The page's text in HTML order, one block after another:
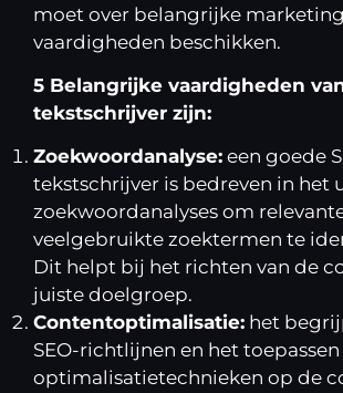
moet over belangrijke marketing
vaardigheden beschikken.
5 Belangrijke vaardigheden
tekstschrijver zijn:
Zoekwoordanalyse: een goede
tekstschrijver is bedreven in het
zoekwoordanalyses om
veelgebruikte zoektermen te
Dit helpt bij het richten van de
juiste doelgroep.
Contentoptimalisatie: het
SEO-richtlijnen en het toepassen
optimalisatietechnieken op de